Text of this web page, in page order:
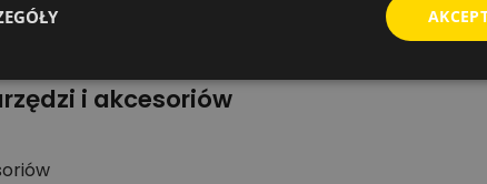
grupy Wiertła standardowe do metalu.
serwisu lub ekipy montażowej.
i akcesoriów